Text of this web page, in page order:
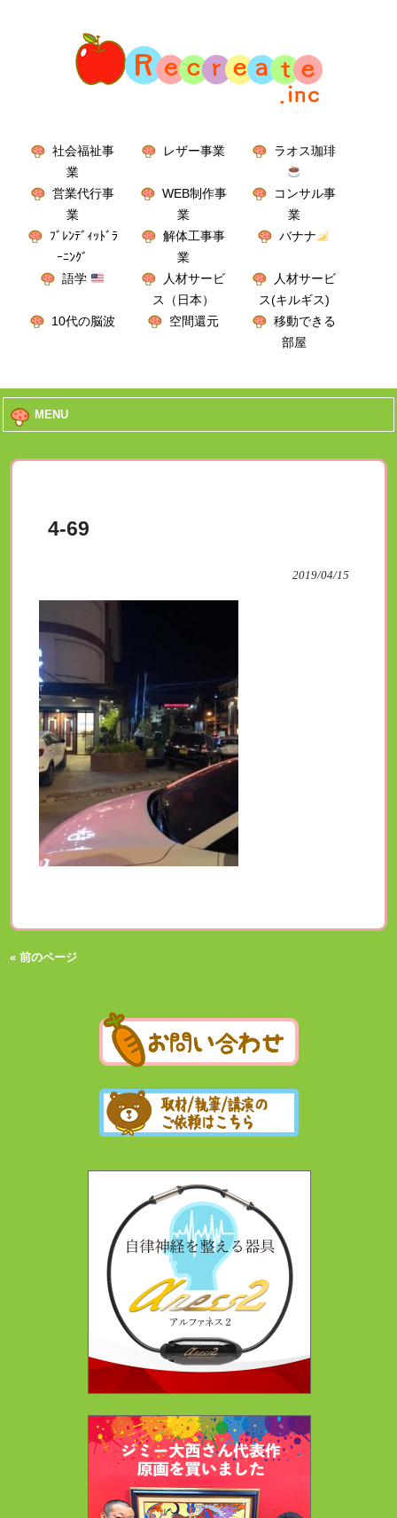
社会福祉事
業
レザー事業 ラオス珈琲
営業代行事
業
WEB制作事
業
コンサル事
業
ﾌﾞﾚﾝﾃﾞｨｯﾄﾞﾗ
ｰﾆﾝｸﾞ
解体工事事
業
バナナ
語学
人材サービ
ス（日本）
人材サービ
ス(キルギス)
10代の脳波
空間還元
移動できる
部屋
MENU
4-69
2019/04/15
« 前のページ